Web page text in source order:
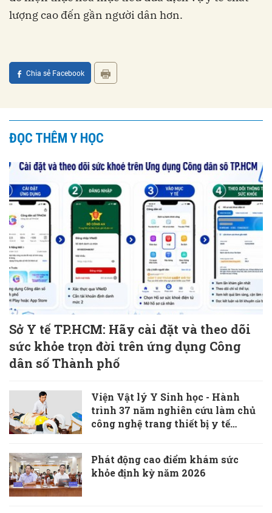
lượng cao đến gần người dân hơn.
Chia sẻ Facebook
ĐỌC THÊM Y HỌC
Sở Y tế TP.HCM: Hãy cài đặt và theo dõi
sức khỏe trọn đời trên ứng dụng Công
dân số Thành phố
Viện Vật lý Y Sinh học - Hành
trình 37 năm nghiên cứu làm chủ
công nghệ trang thiết bị y tế
Phát động cao điểm khám sức
khỏe định kỳ năm 2026